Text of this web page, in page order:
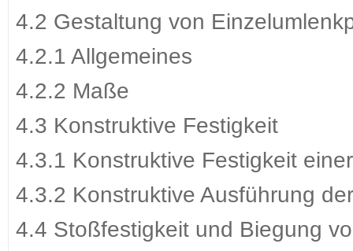
4.2 Gestaltung von
4.2.1 Allgemeines
4.2.2 Maße
4.3 Konstruktive Festigkeit
4.3.1 Konstruktive Festigkeit
4.3.2 Konstruktive Ausführung
4.4 Stoßfestigkeit und Biegung